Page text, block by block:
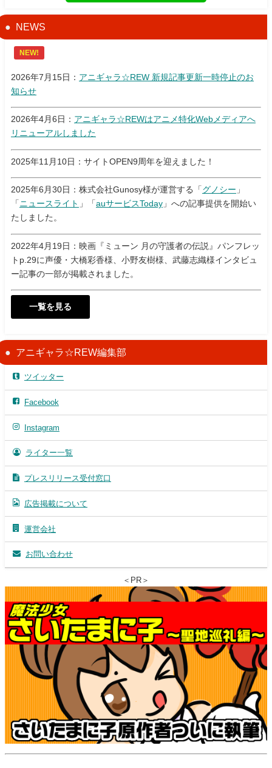
NEWS
NEW!
2026年7月15日： アニギャラ☆REW 新規記事更新一時停止のお
知らせ
2026年4月6日： アニギャラ☆REWはアニメ特化Webメディアへ
リニューアルしました
2025年11月10日：サイトOPEN9周年を迎えました！
2025年6月30日：株式会社Gunosy様が運営する「 グノシー 」
「 ニュースライト 」「 auサービスToday 」への記事提供を開始い
たしました。
2022年4月19日：映画『ミューン 月の守護者の伝説』パンフレッ
トp.29に声優・大橋彩香様、小野友樹様、武藤志織様インタビュ
ー記事の一部が掲載されました。
一覧を見る
アニギャラ☆REW編集部
ツイッター
Facebook
Instagram
ライター一覧
プレスリリース受付窓口
広告掲載について
運営会社
お問い合わせ
＜PR＞